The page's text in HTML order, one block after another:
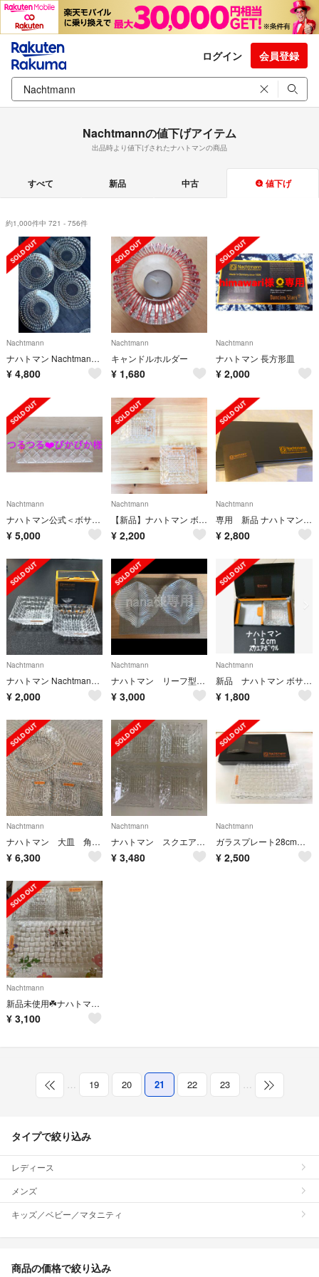
ログイン 会員登録
Nachtmannの値下げアイテム
出品時より値下げされたナハトマンの商品
すべて 新品 中古 値下げ
約1,000件中 721 - 756件
Nachtmann
ナハトマン Nachtmann ダンシングスターボウル 21cm ボサノバ 4枚
¥ 4,800
Nachtmann
キャンドルホルダー
¥ 1,680
Nachtmann
ナハトマン 長方形皿
¥ 2,000
Nachtmann
ナハトマン公式＜ボサノバ＞ レクタングラー プレート 28cm（1枚入）
¥ 5,000
Nachtmann
【新品】ナハトマン ボサノバ スクエアボウル ペア 12cm
¥ 2,200
Nachtmann
専用 新品 ナハトマン ボサノバ プレート
¥ 2,800
Nachtmann
ナハトマン Nachtmannガラスボウル 皿
¥ 2,000
Nachtmann
ナハトマン リーフ型プレート ガラス皿
¥ 3,000
Nachtmann
新品 ナハトマン ボサノバ スクエア ボウル 12cm 2個セット
¥ 1,800
Nachtmann
ナハトマン 大皿 角皿 計4枚セット
¥ 6,300
Nachtmann
ナハトマン スクエアボウル 12cm 4個セット
¥ 3,480
Nachtmann
ガラスプレート28cm ☆Nachtmann☆ 未使用品
¥ 2,500
Nachtmann
新品未使用☘️ナハトマンボサノバセット
¥ 3,100
19 20 21 22 23
タイプで絞り込み
レディース
メンズ
キッズ／ベビー／マタニティ
商品の価格で絞り込み